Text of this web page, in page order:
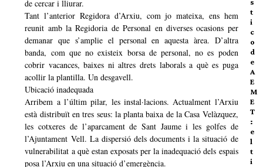
de cercar i lliurar.
Tant l’anterior Regidora d’Arxiu, com jo mateixa, ens hem
reunit amb la Regidoria de Personal en diverses ocasions per
demanar que s’amplie el personal en aquesta àrea. D’altra
banda, com que no existeix borsa de personal, no es poden
cobrir vacances, baixes ni altres drets laborals a què es puga
acollir la plantilla. Un desgavell.
Ubicació inadequada
Arribem a l’últim pilar, les instal·lacions. Actualment l’Arxiu
està distribuït en tres seus: la planta baixa de la Casa Velàzquez,
les cotxeres de l’aparcament de Sant Jaume i les golfes de
l’Ajuntament Vell. La dispersió dels documents i la situació de
vulnerabilitat a què estan exposats per la inadequació dels espais
posa l’Arxiu en una situació d’emergència.
t
i
c
o
d
e
A
E
M
E
T
:
e
l
t
i